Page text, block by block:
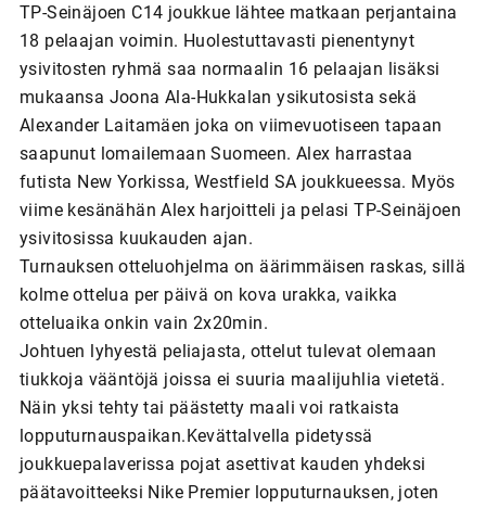
TP-Seinäjoen C14 joukkue lähtee matkaan perjantaina
18 pelaajan voimin. Huolestuttavasti pienentynyt
ysivitosten ryhmä saa normaalin 16 pelaajan lisäksi
mukaansa Joona Ala-Hukkalan ysikutosista sekä
Alexander Laitamäen joka on viimevuotiseen tapaan
saapunut lomailemaan Suomeen. Alex harrastaa
futista New Yorkissa, Westfield SA joukkueessa. Myös
viime kesänähän Alex harjoitteli ja pelasi TP-Seinäjoen
ysivitosissa kuukauden ajan.
Turnauksen otteluohjelma on äärimmäisen raskas, sillä
kolme ottelua per päivä on kova urakka, vaikka
otteluaika onkin vain 2x20min.
Johtuen lyhyestä peliajasta, ottelut tulevat olemaan
tiukkoja vääntöjä joissa ei suuria maalijuhlia vietetä.
Näin yksi tehty tai päästetty maali voi ratkaista
lopputurnauspaikan.Kevättalvella pidetyssä
joukkuepalaverissa pojat asettivat kauden yhdeksi
päätavoitteeksi Nike Premier lopputurnauksen, joten